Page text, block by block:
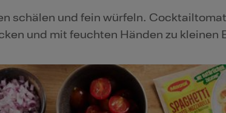
schälen und fein würfeln.
und mit feuchten Händen zu kleinen